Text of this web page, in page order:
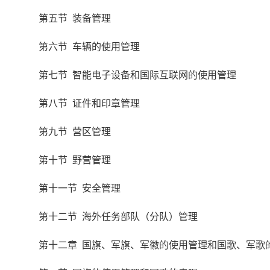
第五节 装备管理
第六节 车辆的使用管理
第七节 智能电子设备和国际互联网的使用管理
第八节 证件和印章管理
第九节 营区管理
第十节 野营管理
第十一节 安全管理
第十二节 海外任务部队（分队）管理
第十二章 国旗、军旗、军徽的使用管理和国歌、军歌